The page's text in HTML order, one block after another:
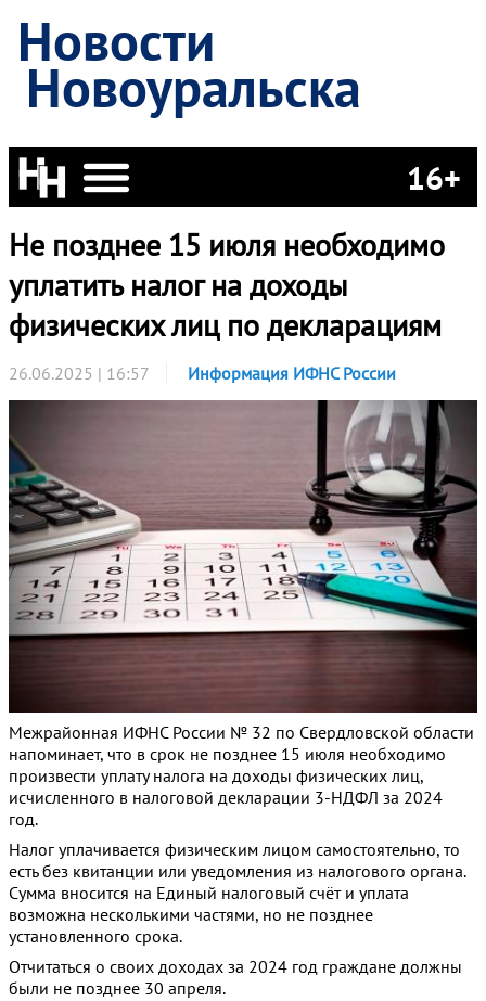
Новости
Новоуральска
16+
Не позднее 15 июля необходимо
уплатить налог на доходы
физических лиц по декларациям
26.06.2025 | 16:57 Информация ИФНС России
Межрайонная ИФНС России № 32 по Свердловской области
напоминает, что в срок не позднее 15 июля необходимо
произвести уплату налога на доходы физических лиц,
исчисленного в налоговой декларации 3-НДФЛ за 2024
год.
Налог уплачивается физическим лицом самостоятельно, то
есть без квитанции или уведомления из налогового органа.
Сумма вносится на Единый налоговый счёт и уплата
возможна несколькими частями, но не позднее
установленного срока.
Отчитаться о своих доходах за 2024 год граждане должны
были не позднее 30 апреля.